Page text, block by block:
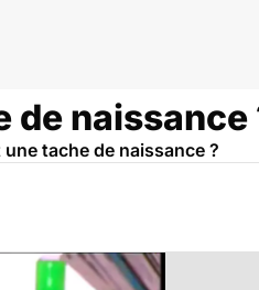
de naissance
tache de naissance ?